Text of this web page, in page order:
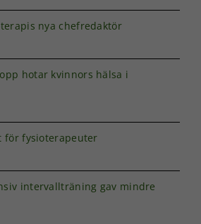
nya chefredaktör
hotar kvinnors hälsa i
för fysioterapeuter
intervallträning gav mindre